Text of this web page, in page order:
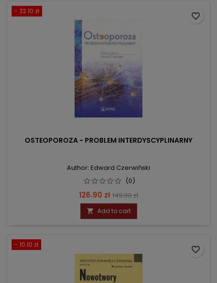
- 22.10 zł
OSTEOPOROZA - PROBLEM INTERDYSCYPLINARNY
Author: Edward Czerwiński
(0)
Price
126.90 zł Regular
price
149.00 zł
 Add to cart
favorite_border
- 10.10 zł
favorite_border